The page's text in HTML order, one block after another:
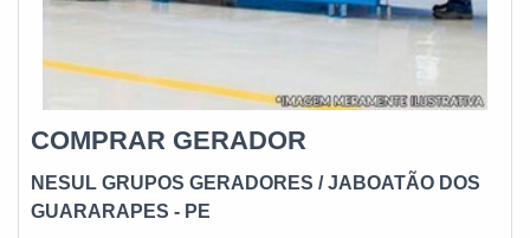
COMPRAR GERADOR
NESUL GRUPOS GERADORES / JABOATÃO DOS
GUARARAPES - PE